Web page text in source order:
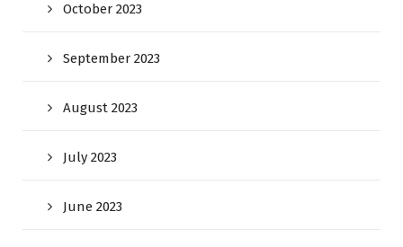
October 2023
September 2023
August 2023
July 2023
June 2023